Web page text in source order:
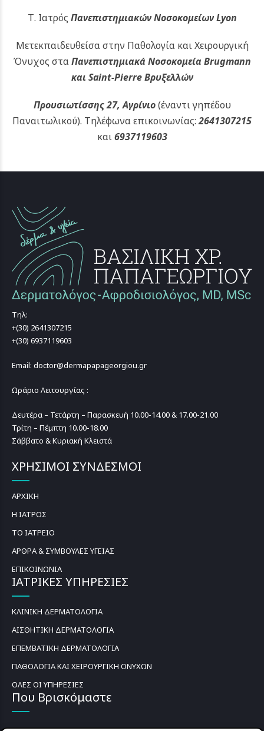
Τ. Ιατρός Πανεπιστημιακών Νοσοκομείων Lyon
Μετεκπαιδευθείσα στην Παθολογία και Χειρουργική
Όνυχος σταΠανεπιστημιακά Νοσοκομεία Brugmann
και Saint-Pierre Βρυξελλών
Προυσιωτίσσης 27, Αγρίνιο(έναντι γηπέδου
Παναιτωλικού). Τηλέφωνα επικοινωνίας:2641307215
και6937119603
Τηλ:
+(30) 2641307215
+(30) 6937119603
Email: doctor@dermapapageorgiou.gr
Ωράριο Λειτουργίας :
Δευτέρα – Τετάρτη – Παρασκευή 10.00-14.00 & 17.00-21.00
Τρίτη – Πέμπτη 10.00-18.00
Σάββατο & Κυριακή Κλειστά
ΧΡΗΣΙΜΟΙ ΣΥΝΔΕΣΜΟΙ
ΑΡΧΙΚΗ
Η ΙΑΤΡΟΣ
ΤΟ ΙΑΤΡΕΙΟ
ΑΡΘΡΑ & ΣΥΜΒΟΥΛΕΣ ΥΓΕΙΑΣ
ΕΠΙΚΟΙΝΩΝΙΑ
ΙΑΤΡΙΚΕΣ ΥΠΗΡΕΣΙΕΣ
ΚΛΙΝΙΚΗ ΔΕΡΜΑΤΟΛΟΓΙΑ
ΑΙΣΘΗΤΙΚΗ ΔΕΡΜΑΤΟΛΟΓΙΑ
ΕΠΕΜΒΑΤΙΚΗ ΔΕΡΜΑΤΟΛΟΓΙΑ
ΠΑΘΟΛΟΓΙΑ ΚΑΙ ΧΕΙΡΟΥΡΓΙΚΗ ΟΝΥΧΩΝ
ΟΛΕΣ ΟΙ ΥΠΗΡΕΣΙΕΣ
Που Βρισκόμαστε